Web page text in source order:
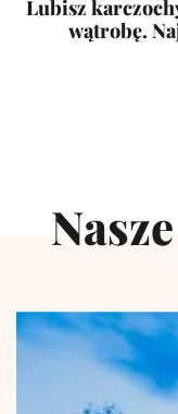
Lubisz
wątrobę.